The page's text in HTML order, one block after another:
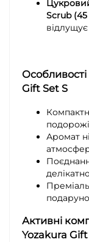
Scrub (45
Gift Set S
Аромат
Активні
Yozakura Gift